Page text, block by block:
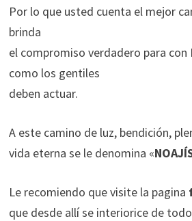
Por lo que usted cuenta el mejor
brinda
el compromiso verdadero para con
como los gentiles
deben actuar.
A este camino de luz, bendición,
vida eterna se le denomina «
Le recomiendo que visite la pagina
que desde allí se interiorice de